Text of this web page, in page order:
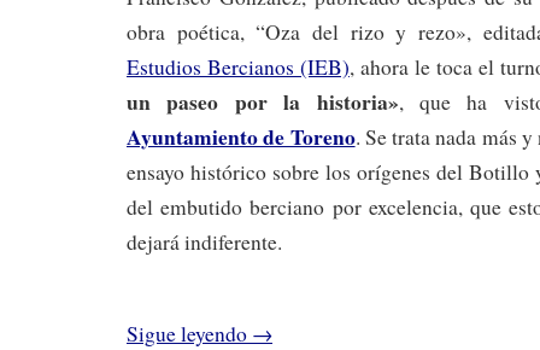
obra poética, “Oza del rizo y rezo»,
Estudios Bercianos (IEB), ahora le toca el
un paseo por la historia», que ha
Ayuntamiento de Toreno. Se trata nada más
ensayo histórico sobre los orígenes del Botillo
del embutido berciano por excelencia, que
dejará indiferente.
Sigue leyendo →